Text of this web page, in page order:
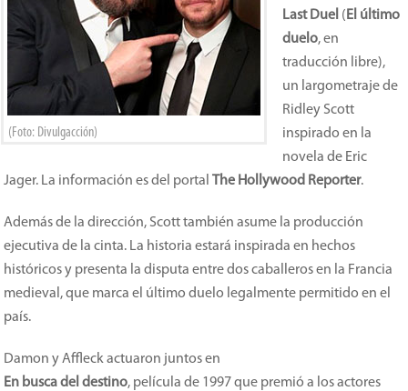
(Foto: Divulgacción)
Last Duel ( El último
duelo, en
traducción libre),
un largometraje de
Ridley Scott
inspirado en la
novela de Eric
Jager. La información es del portalThe Hollywood Reporter.
Además de la dirección, Scott también asume la producción
ejecutiva de la cinta. La historia estará inspirada en hechos
históricos y presenta la disputa entre dos caballeros en la Francia
medieval, que marca el último duelo legalmente permitido en el
país.
Damon y Affleck actuaron juntos en
En busca del destino, película de 1997 que premió a los actores